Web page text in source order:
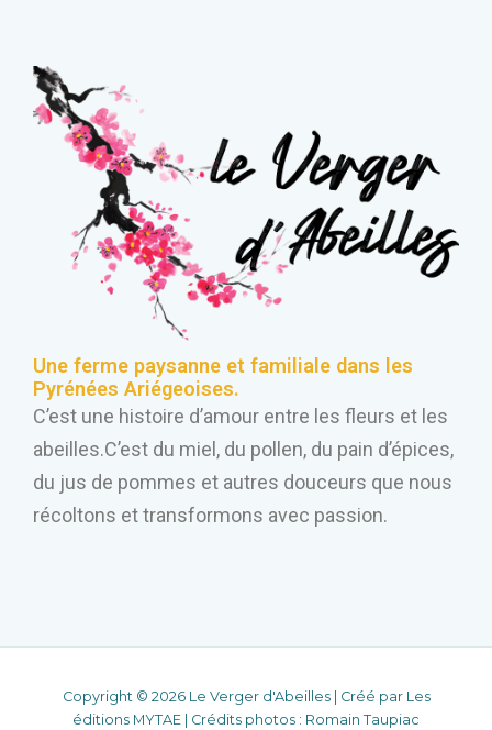
Une ferme paysanne et familiale dans les
Pyrénées Ariégeoises.
C’est une histoire d’amour entre les fleurs et les
abeilles.C’est du miel, du pollen, du pain d’épices,
du jus de pommes et autres douceurs que nous
récoltons et transformons avec passion.
Copyright © 2026 Le Verger d'Abeilles | Créé par Les
éditions MYTAE |
Crédits photos : Romain Taupiac